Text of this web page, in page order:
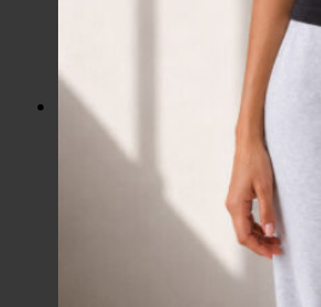
Detské doplnky
Dámska móda na každý deň
Bundy
Saká / Kabáty
Košele / Blúzky
Mikiny / Svetre
Nohavice / Tepláky
Sukne / Kraťasy